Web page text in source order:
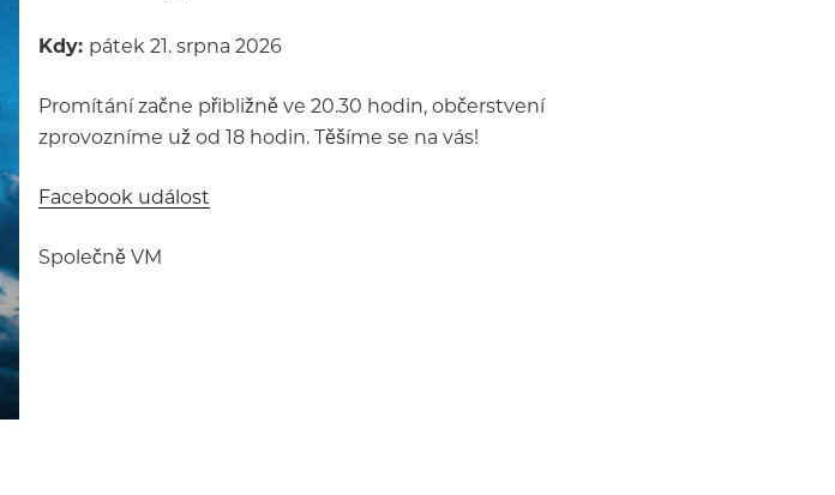
Kdy: pátek 21. srpna 2026
Promítání začne přibližně ve 20.30 hodin, občerstvení
zprovozníme už od 18 hodin. Těšíme se na vás!
Facebook událost
Společně VM